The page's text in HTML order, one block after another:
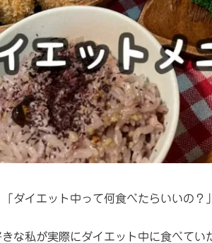
ダイエット中って何食べたらいいの？
な私が実際にダイエット中に食べてい